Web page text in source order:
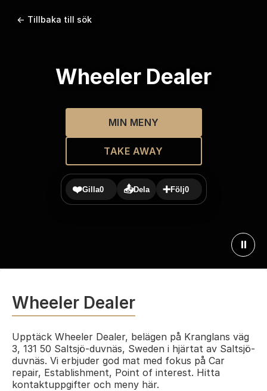
← Tillbaka till sök
Wheeler Dealer
MIN MENY
TAKE AWAY
❤️Gilla0 📤Dela ➕Följ0
⏸
Wheeler Dealer
Upptäck Wheeler Dealer, belägen på Kranglans väg
3, 131 50 Saltsjö-duvnäs, Sweden i hjärtat av Saltsjö-
duvnäs. Vi erbjuder god mat med fokus på Car
repair, Establishment, Point of interest. Hitta
kontaktuppgifter och meny här.